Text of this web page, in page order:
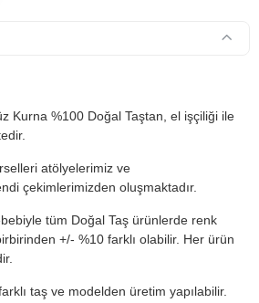
Kurna %100 Doğal Taştan, el işçiliği ile
atölyelerimiz ve
çekimlerimizden oluşmaktadır.
tüm Doğal Taş ürünlerde renk
+/- %10 farklı olabilir. Her ürün
taş ve modelden üretim yapılabilir.